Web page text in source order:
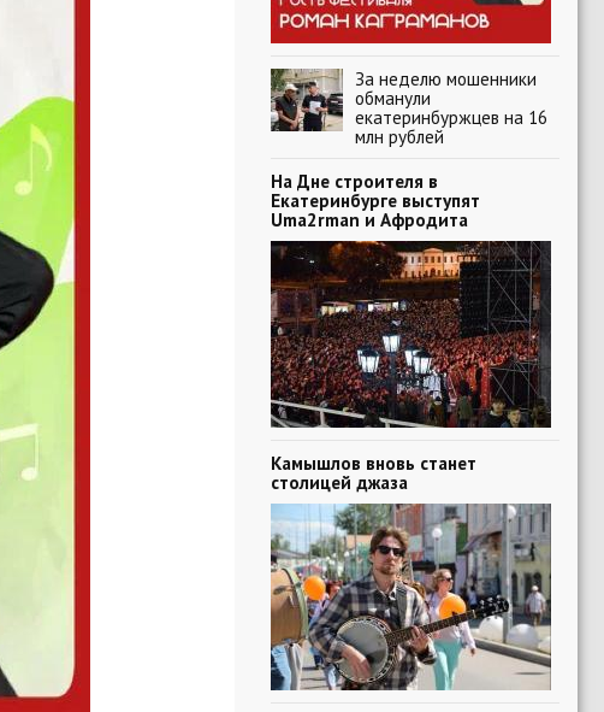
За неделю мошенники
обманули
екатеринбуржцев на 16
млн рублей
На Дне строителя в
Екатеринбурге выступят
Uma2rman и Афродита
Камышлов вновь станет
столицей джаза